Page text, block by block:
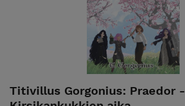
Titivillus Gorgonius: Praedor -